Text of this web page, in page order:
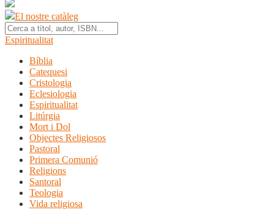
El nostre catàleg
Espiritualitat
Bíblia
Catequesi
Cristologia
Eclesiologia
Espiritualitat
Litúrgia
Mort i Dol
Objectes Religiosos
Pastoral
Primera Comunió
Religions
Santoral
Teologia
Vida religiosa